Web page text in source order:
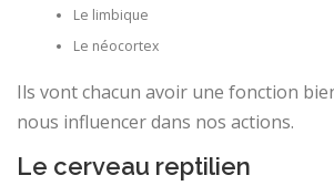
Le limbique
Le néocortex
Ils vont chacun avoir une fonction
nous influencer dans nos actions.
Le cerveau reptilien